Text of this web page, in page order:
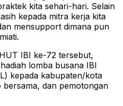
kita sehari-hari. Selain
kepada mitra kerja kita
mensupport dimana pun
IBI ke-72 tersebut,
lomba busana IBI
kepada kabupaten/kota
dan pemotongan